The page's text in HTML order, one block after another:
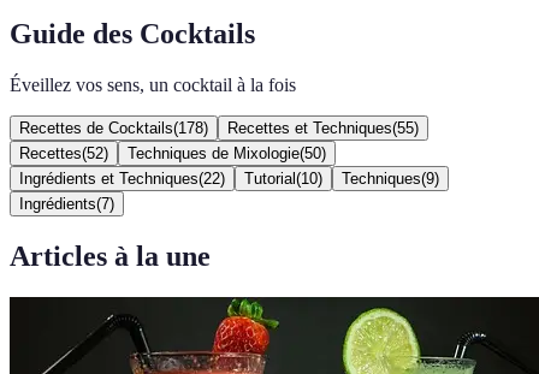
Guide des Cocktails
Éveillez vos sens, un cocktail à la fois
Recettes de Cocktails(178) Recettes et Techniques(55)
Recettes(52) Techniques de Mixologie(50)
Ingrédients et Techniques(22) Tutorial (10) Techniques(9)
Ingrédients(7)
Articles à la une